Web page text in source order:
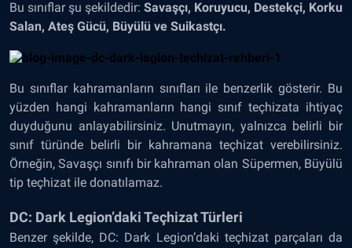
Bu sınıflar şu şekildedir: Savaşçı, Koruyucu, Destekçi, Korku
Salan, Ateş Gücü, Büyülü ve Suikastçı.
Bu sınıflar kahramanların sınıfları ile benzerlik gösterir. Bu
yüzden hangi kahramanların hangi sınıf teçhizata ihtiyaç
duyduğunu anlayabilirsiniz. Unutmayın, yalnızca belirli bir
sınıf türünde belirli bir kahramana teçhizat verebilirsiniz.
Örneğin, Savaşçı sınıfı bir kahraman olan Süpermen, Büyülü
tip teçhizat ile donatılamaz.
DC: Dark Legion’daki Teçhizat Türleri
Benzer şekilde, DC: Dark Legion’daki teçhizat parçaları da